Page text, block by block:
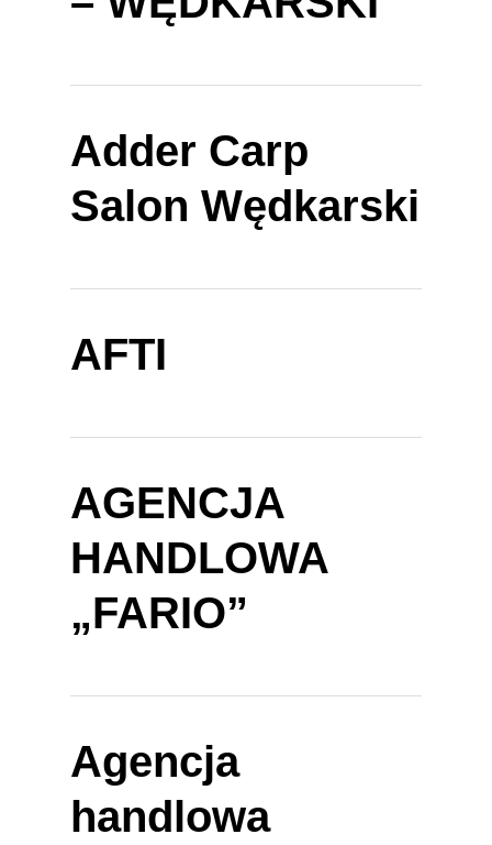
Adder Carp
Salon Wędkarski
AFTI
AGENCJA
HANDLOWA
„FARIO”
Agencja
handlowa